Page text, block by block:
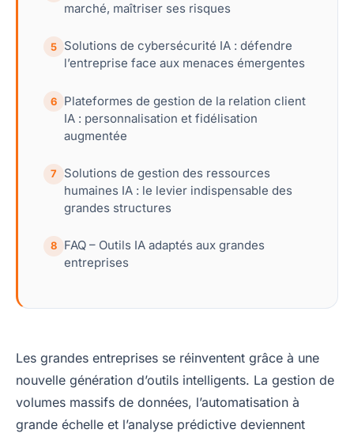
marché, maîtriser ses risques
5
Solutions de cybersécurité IA : défendre
l’entreprise face aux menaces émergentes
6
Plateformes de gestion de la relation client
IA : personnalisation et fidélisation
augmentée
7
Solutions de gestion des ressources
humaines IA : le levier indispensable des
grandes structures
8
FAQ – Outils IA adaptés aux grandes
entreprises
Les grandes entreprises se réinventent grâce à une
nouvelle génération d’outils intelligents. La gestion de
volumes massifs de données, l’automatisation à
grande échelle et l’analyse prédictive deviennent